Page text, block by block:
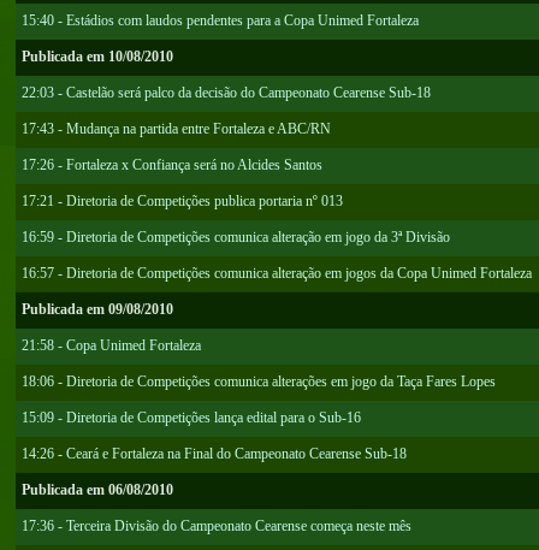
15:40 - Estádios com laudos pendentes para a Copa Unimed Fortaleza
Publicada em 10/08/2010
22:03 - Castelão será palco da decisão do Campeonato Cearense Sub-18
17:43 - Mudança na partida entre Fortaleza e ABC/RN
17:26 - Fortaleza x Confiança será no Alcides Santos
17:21 - Diretoria de Competições publica portaria nº 013
16:59 - Diretoria de Competições comunica alteração em jogo da 3ª Divisão
16:57 - Diretoria de Competições comunica alteração em jogos da Copa Unimed Fortaleza
Publicada em 09/08/2010
21:58 - Copa Unimed Fortaleza
18:06 - Diretoria de Competições comunica alterações em jogo da Taça Fares Lopes
15:09 - Diretoria de Competições lança edital para o Sub-16
14:26 - Ceará e Fortaleza na Final do Campeonato Cearense Sub-18
Publicada em 06/08/2010
17:36 - Terceira Divisão do Campeonato Cearense começa neste mês